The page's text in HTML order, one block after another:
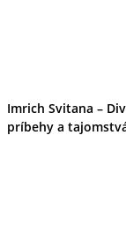
Imrich Svitana –
príbehy a